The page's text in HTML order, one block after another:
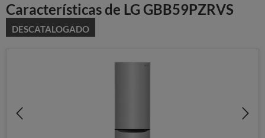
Características de LG GBB59PZRVS
DESCATALOGADO